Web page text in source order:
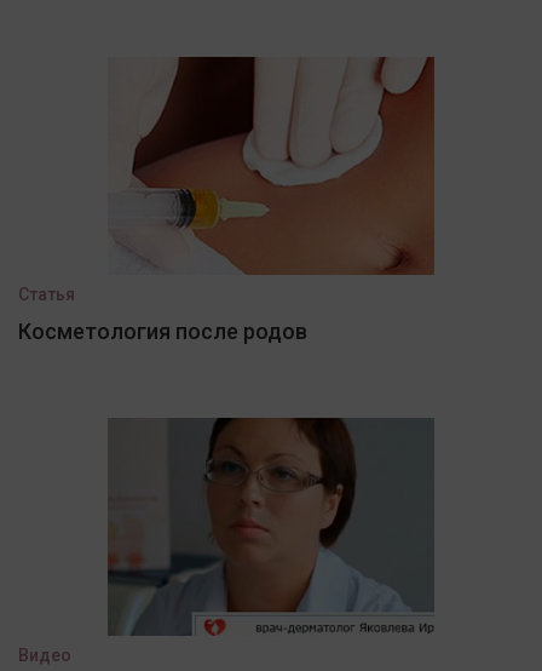
Статья
Косметология после родов
Видео